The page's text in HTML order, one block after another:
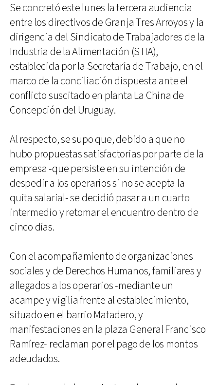
Se concretó este lunes la tercera audiencia
entre los directivos de Granja Tres Arroyos y la
dirigencia del Sindicato de Trabajadores de la
Industria de la Alimentación (STIA),
establecida por la Secretaría de Trabajo, en el
marco de la conciliación dispuesta ante el
conflicto suscitado en planta La China de
Concepción del Uruguay.
Al respecto, se supo que, debido a que no
hubo propuestas satisfactorias por parte de la
empresa -que persiste en su intención de
despedir a los operarios si no se acepta la
quita salarial- se decidió pasar a un cuarto
intermedio y retomar el encuentro dentro de
cinco días.
Con el acompañamiento de organizaciones
sociales y de Derechos Humanos, familiares y
allegados a los operarios -mediante un
acampe y vigilia frente al establecimiento,
situado en el barrio Matadero, y
manifestaciones en la plaza General Francisco
Ramírez- reclaman por el pago de los montos
adeudados.